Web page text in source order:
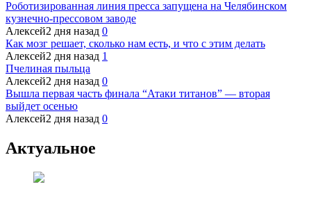
Роботизированная линия пресса запущена на Челябинском
кузнечно-прессовом заводе
Алексей2 дня назад 0
Как мозг решает, сколько нам есть, и что с этим делать
Алексей2 дня назад 1
Пчелиная пыльца
Алексей2 дня назад 0
Вышла первая часть финала “Атаки титанов” — вторая
выйдет осенью
Алексей2 дня назад 0
Актуальное